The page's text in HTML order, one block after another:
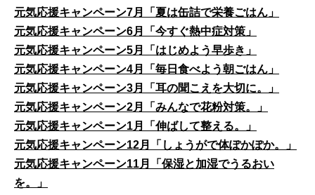
元気応援キャンペーン7月「夏は缶詰で栄養ごはん」
元気応援キャンペーン6月「今すぐ熱中症対策」
元気応援キャンペーン5月「はじめよう早歩き」
元気応援キャンペーン4月「毎日食べよう朝ごはん」
元気応援キャンペーン3月「耳の聞こえを大切に。」
元気応援キャンペーン2月「みんなで花粉対策。」
元気応援キャンペーン1月「伸ばして整える。」
元気応援キャンペーン12月「しょうがで体ぽかぽか。」
元気応援キャンペーン11月「保湿と加湿でうるおい
を。」